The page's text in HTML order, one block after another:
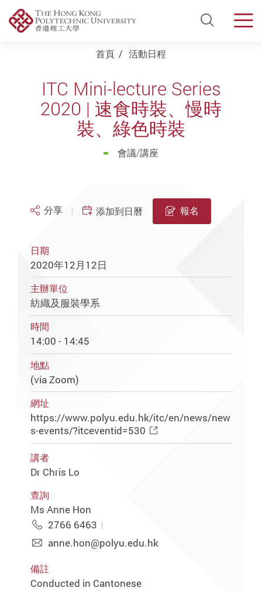
Open
首頁 活動日程
ITC Mini-lecture Series
2020 | 速食時裝、慢時
裝、綠色時裝
會議/講座
分享 添加到日曆 報名
日期
2020年12月12日
主辦單位
紡織及服裝學系
時間
14:00 - 14:45
地點
(via Zoom)
網址
https://www.polyu.edu.hk/itc/en/news/new
s-events/?itceventid=530
講者
Dr Chris Lo
查詢
Ms Anne Hon
2766 6463
anne.hon@polyu.edu.hk
備註
Conducted in Cantonese